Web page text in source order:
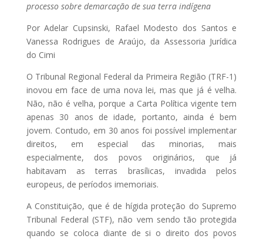
processo sobre demarcação de sua terra indígena
Por Adelar Cupsinski, Rafael Modesto dos Santos e
Vanessa Rodrigues de Araújo, da Assessoria Jurídica
do Cimi
O Tribunal Regional Federal da Primeira Região (TRF-1)
inovou em face de uma nova lei, mas que já é velha.
Não, não é velha, porque a Carta Política vigente tem
apenas 30 anos de idade, portanto, ainda é bem
jovem. Contudo, em 30 anos foi possível implementar
direitos, em especial das minorias, mais
especialmente, dos povos originários, que já
habitavam as terras brasílicas, invadida pelos
europeus, de períodos imemoriais.
A Constituição, que é de hígida proteção do Supremo
Tribunal Federal (STF), não vem sendo tão protegida
quando se coloca diante de si o direito dos povos